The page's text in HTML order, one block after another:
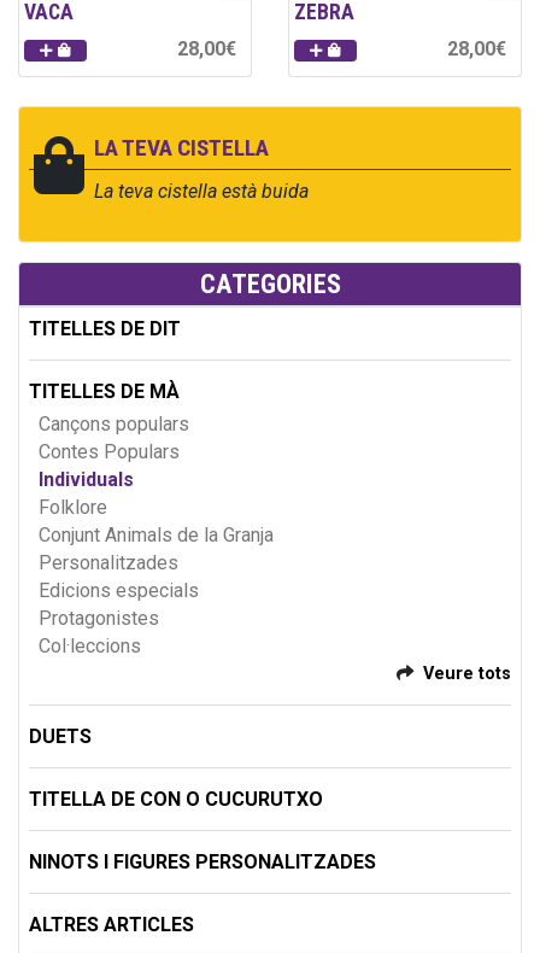
LA TEVA CISTELLA
La teva cistella està buida
CATEGORIES
TITELLES DE DIT
TITELLES DE MÀ
Cançons populars
Contes Populars
Individuals
Folklore
Conjunt Animals de la Granja
Personalitzades
Edicions especials
Protagonistes
Col·leccions
Veure tots
DUETS
TITELLA DE CON O CUCURUTXO
NINOTS I FIGURES PERSONALITZADES
ALTRES ARTICLES
VACA
28,00€
ZEBRA
28,00€